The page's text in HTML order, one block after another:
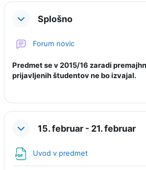
Osnutek odseka
Splošno
Forum novic
Predmet se v 2015/16 zaradi
prijavljenih študentov ne bo izvajal.
15. februar - 21. februar
Uvod v predmet